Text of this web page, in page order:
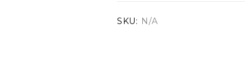
SKU: N/A